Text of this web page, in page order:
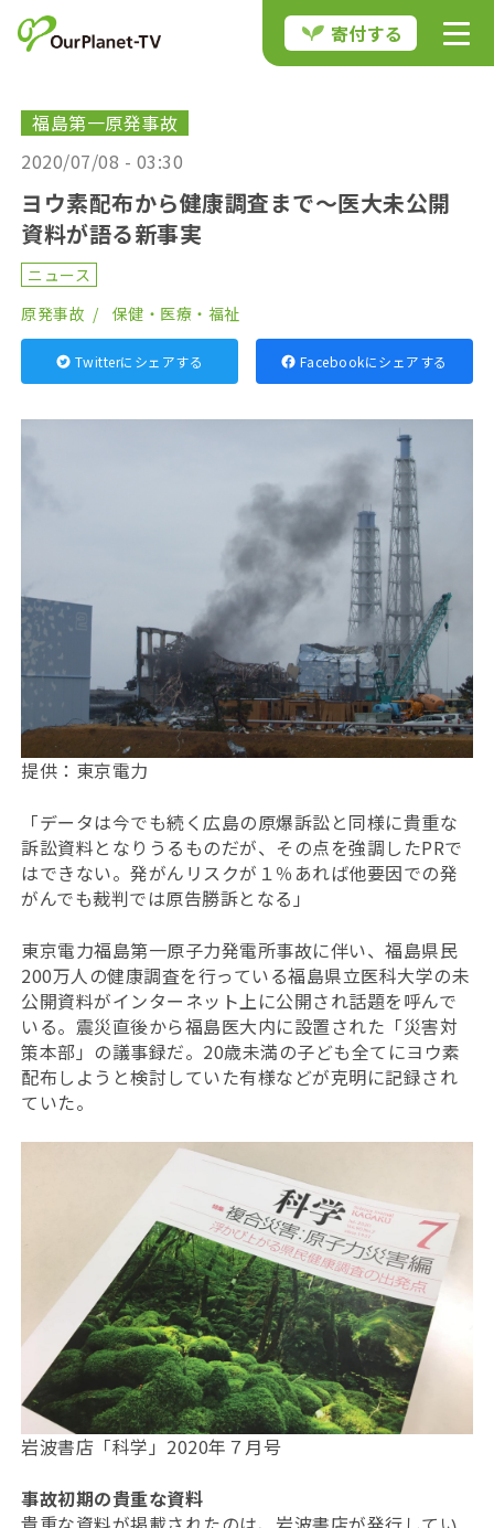
寄付する
福島第一原発事故
2020/07/08 - 03:30
ヨウ素配布から健康調査まで〜医大未公開
資料が語る新事実
ニュース
原発事故
保健・医療・福祉
Twitterにシェアする Facebookにシェアする
提供：東京電力
「データは今でも続く広島の原爆訴訟と同様に貴重な
訴訟資料となりうるものだが、その点を強調したPRで
はできない。発がんリスクが１％あれば他要因での発
がんでも裁判では原告勝訴となる」
東京電力福島第一原子力発電所事故に伴い、福島県民
200万人の健康調査を行っている福島県立医科大学の未
公開資料がインターネット上に公開され話題を呼んで
いる。震災直後から福島医大内に設置された「災害対
策本部」の議事録だ。20歳未満の子ども全てにヨウ素
配布しようと検討していた有様などが克明に記録され
ていた。
岩波書店「科学」2020年７月号
事故初期の貴重な資料